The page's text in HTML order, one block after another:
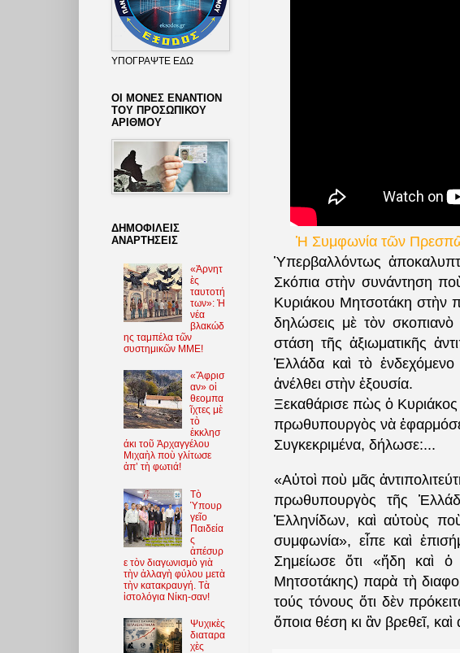
Ἡ Συμφωνία τῶν
Ὑπερβαλλόντως
Σκόπια στὴν συνάντηση
Κυριάκου Μητσοτάκη στὴν
δηλώσεις μὲ τὸν
στάση τῆς ἀξιωματικῆς
Ἑλλάδα καὶ τὸ
ἀνέλθει στὴν ἐξουσία.
Ξεκαθάρισε πὼς ὁ Κυριάκος
πρωθυπουργὸς νὰ
Συγκεκριμένα, δήλωσε:...
«Αὐτοὶ ποὺ μᾶς
πρωθυπουργὸς τῆς
Ἑλληνίδων, καὶ αὐτοὺς
συμφωνία», εἶπε καὶ
Σημείωσε ὅτι «ἤδη καὶ ὁ
Μητσοτάκης) παρὰ τὴ
τούς τόνους ὅτι δὲν
ὅποια θέση κι ἂν βρεθεῖ,
ΥΠΟΓΡΑΨΤΕ ΕΔΩ
ΟΙ ΜΟΝΕΣ ΕΝΑΝΤΙΟΝ
ΤΟΥ ΠΡΟΣΩΠΙΚΟΥ
ΑΡΙΘΜΟΥ
ΔΗΜΟΦΙΛΕΙΣ
ΑΝΑΡΤΗΣΕΙΣ
«Ἀρνητ
ὲς
ταυτοτή
των»: Ἡ
νέα
βλακώδ
ης ταμπέλα τῶν
συστημικῶν ΜΜΕ!
«Ἄφρισ
αν» οἱ
θεομπα
ῖχτες μὲ
τὸ
ἐκκλησ
άκι τοῦ Ἀρχαγγέλου
Μιχαὴλ ποὺ γλίτωσε
ἀπ’ τὴ φωτιά!
Τὸ
Ὑπουρ
γεῖο
Παιδεία
ς
ἀπέσυρ
ε τὸν διαγωνισμὸ γιὰ
τὴν ἀλλαγὴ φύλου μετὰ
τὴν κατακραυγή. Τὰ
ἱστολόγια Νίκη-σαν!
Ψυχικὲς
διαταρα
χὲς